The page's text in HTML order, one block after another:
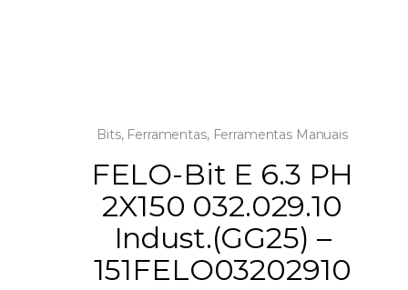
Bits, Ferramentas, Ferramentas Manuais
FELO-Bit E 6.3 PH
2X150 032.029.10
Indust.(GG25) –
151FELO03202910